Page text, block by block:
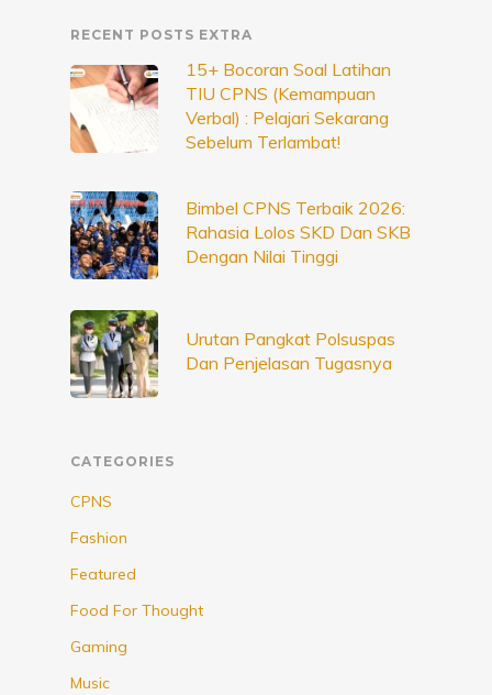
RECENT POSTS EXTRA
15+ Bocoran Soal Latihan
TIU CPNS (Kemampuan
Verbal) : Pelajari Sekarang
Sebelum Terlambat!
Bimbel CPNS Terbaik 2026:
Rahasia Lolos SKD Dan SKB
Dengan Nilai Tinggi
Urutan Pangkat Polsuspas
Dan Penjelasan Tugasnya
CATEGORIES
CPNS
Fashion
Featured
Food For Thought
Gaming
Music